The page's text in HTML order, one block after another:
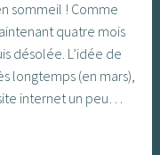
sommeil ! Comme
quatre mois
désolée. L’idée de
longtemps (en mars),
internet un peu…